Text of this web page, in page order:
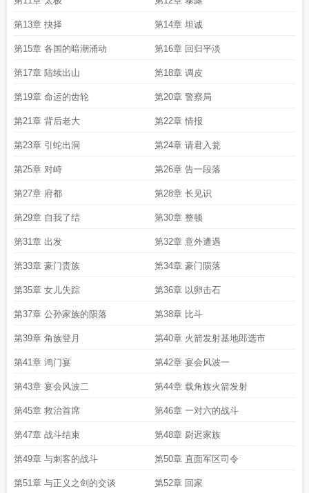
第13章 抉择 第14章 坦诚
第15章 各国的暗潮涌动 第16章 回归平淡
第17章 陆续出山 第18章 调皮
第19章 命运的齿轮 第20章 警察局
第21章 背后老大 第22章 情报
第23章 引蛇出洞 第24章 请君入瓮
第25章 对峙 第26章 告一段落
第27章 府都 第28章 长见识
第29章 自我了结 第30章 整顿
第31章 出发 第32章 意外遭遇
第33章 豪门贵族 第34章 豪门陨落
第35章 女儿失踪 第36章 以卵击石
第37章 公孙家族的陨落 第38章 比斗
第39章 角族登月 第40章 火箭发射基地郎选市
第41章 鸿门宴 第42章 宴会风波一
第43章 宴会风波二 第44章 载角族火箭发射
第45章 救治首席 第46章 一对六的战斗
第47章 战斗结束 第48章 尉迟家族
第49章 与刺客的战斗 第50章 直面军区司令
第51章 与正义之剑的交谈 第52章 回家